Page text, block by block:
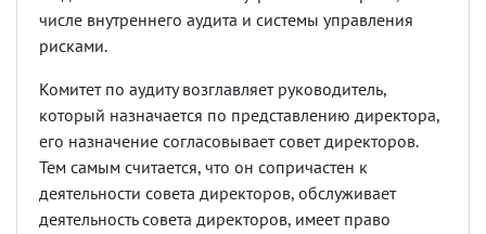
числе внутреннего аудита и системы управления
рисками.
Комитет по аудиту возглавляет руководитель,
который назначается по представлению директора,
его назначение согласовывает совет директоров.
Тем самым считается, что он сопричастен к
деятельности совета директоров, обслуживает
деятельность совета директоров, имеет право